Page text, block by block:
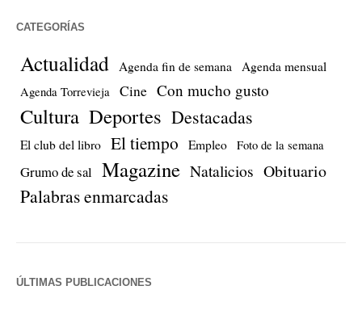
CATEGORÍAS
Actualidad Agenda fin de semana Agenda mensual
Agenda Torrevieja Cine Con mucho gusto
Cultura Deportes Destacadas
El club del libro El tiempo Empleo Foto de la semana
Grumo de sal Magazine Natalicios Obituario
Palabras enmarcadas
ÚLTIMAS PUBLICACIONES